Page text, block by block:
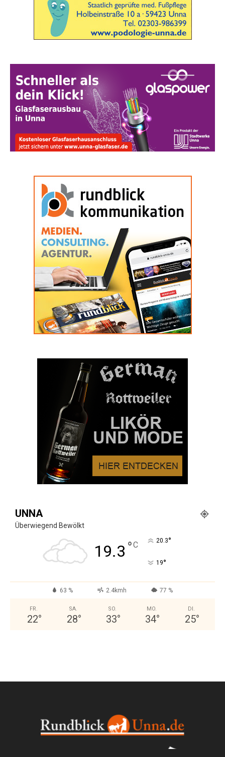
UNNA
Überwiegend Bewölkt
19.3 °C 20.3°
19°
63 % 2.4kmh 77 %
FR.
22°
SA.
28°
SO.
33°
MO.
34°
DI.
25°